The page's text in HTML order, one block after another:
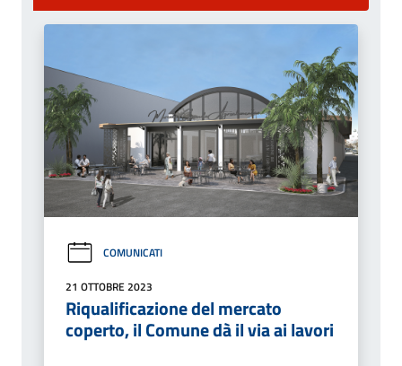
COMUNICATI
21 OTTOBRE 2023
Riqualificazione del mercato
coperto, il Comune dà il via ai lavori